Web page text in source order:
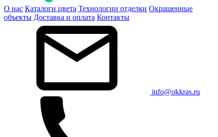
О нас Каталоги цвета Технологии отделки Окрашенные
объекты Доставка и оплата Контакты
info@okkras.ru